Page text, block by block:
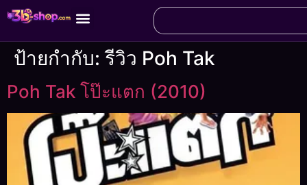
ป้ายกำกับ:รีวิว Poh Tak
Poh Tak โป๊ะแตก (2010)